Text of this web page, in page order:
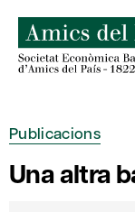
content
Publicacions
Una altra